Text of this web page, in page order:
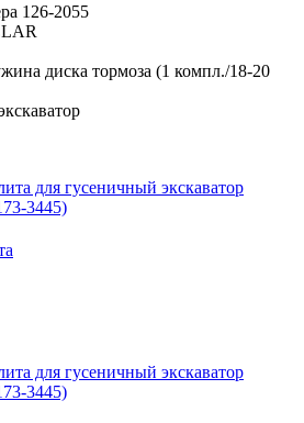
126-2055
диска тормоза (1 компл./18-20